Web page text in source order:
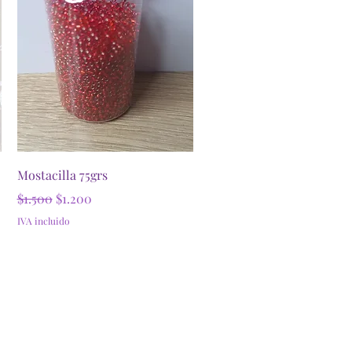
Vista rápida
Mostacilla 75grs
Precio
$1.500 Precio de oferta
$1.200
IVA incluido